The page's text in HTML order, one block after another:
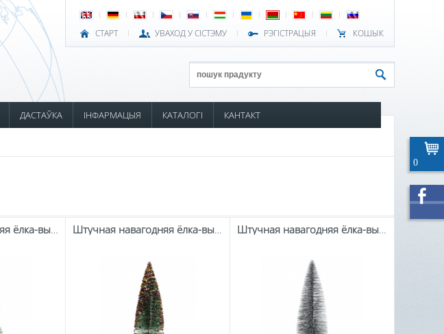
СТАРТ УВАХОД У СІСТЭМУ РЭГІСТРАЦЫЯ КОШЫК
ДАСТАЎКА ІНФАРМАЦЫЯ КАТАЛОГІ КАНТАКТ
Штучная навагодняя ёлка-выпускны. Штучная навагодняя ёлка-выпускны. Штучная навагодняя ёлка-выпускны.
0